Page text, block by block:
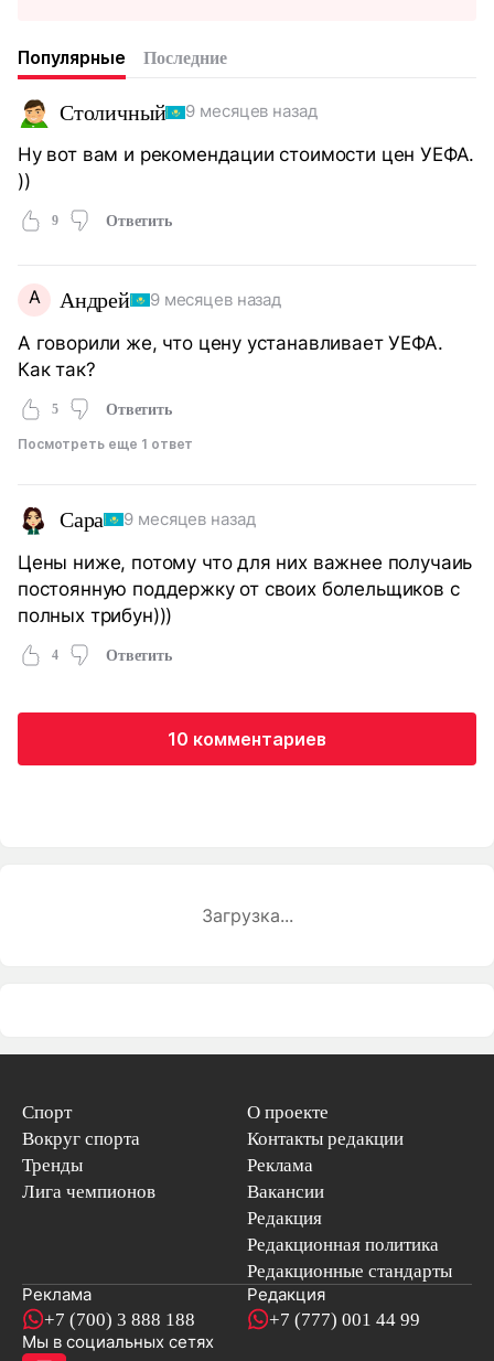
Популярные Последние
Столичный 9 месяцев назад
Ну вот вам и рекомендации стоимости цен УЕФА.
))
9 Ответить
А Андрей 9 месяцев назад
А говорили же, что цену устанавливает УЕФА.
Как так?
5 Ответить
Посмотреть еще 1 ответ
Сара 9 месяцев назад
Цены ниже, потому что для них важнее получаиь
постоянную поддержку от своих болельщиков с
полных трибун)))
4 Ответить
10 комментариев
Загрузка...
Спорт
Вокруг спорта
Тренды
Лига чемпионов
О проекте
Контакты редакции
Реклама
Вакансии
Редакция
Редакционная политика
Редакционные стандарты
Реклама
+7 (700) 3 888 188
Редакция
+7 (777) 001 44 99
Мы в социальных сетях